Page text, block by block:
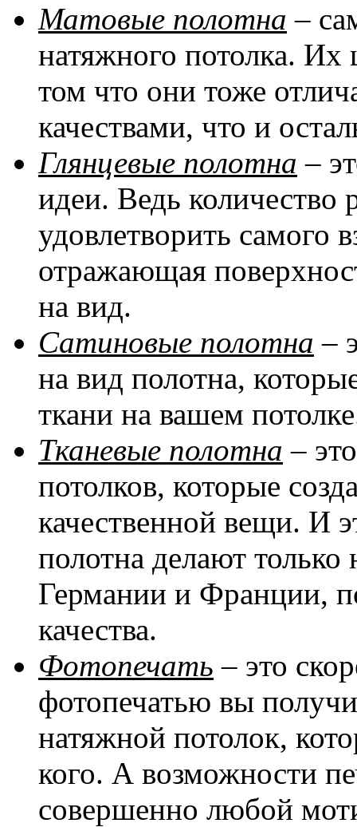
Матовые полотна –
натяжного потолка. Их
том что они тоже
качествами, что и
Глянцевые полотна –
идеи. Ведь количество
удовлетворить самого
отражающая
на вид.
Сатиновые полотна –
на вид полотна,
ткани на вашем
Тканевые полотна –
потолков, которые
качественной вещи. И
полотна делают
Германии и Франции,
качества.
Фотопечать – это
фотопечатью вы
натяжной потолок,
кого. А возможности
совершенно любой